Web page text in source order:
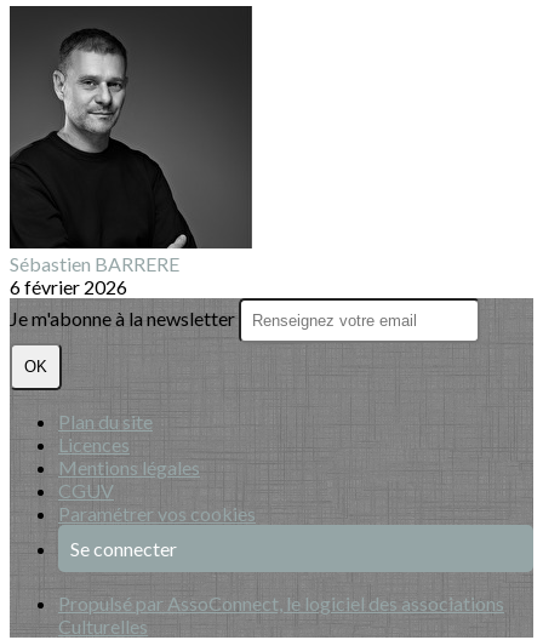
Sébastien BARRERE
6 février 2026
Je m'abonne à la newsletter
OK
Plan du site
Licences
Mentions légales
CGUV
Paramétrer vos cookies
Se connecter
Propulsé par AssoConnect, le logiciel des associations
Culturelles